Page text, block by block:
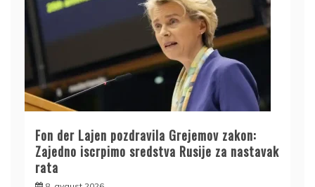
Fon der Lajen pozdravila Grejemov zakon:
Zajedno iscrpimo sredstva Rusije za nastavak
rata